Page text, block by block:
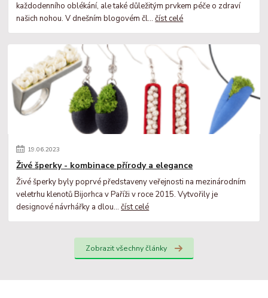
každodenního oblékání, ale také důležitým prvkem péče o zdraví
našich nohou. V dnešním blogovém čl...číst celé
19.06.2023
Živé šperky - kombinace přírody a elegance
Živé šperky byly poprvé představeny veřejnosti na mezinárodním
veletrhu klenotů Bijorhca v Paříži v roce 2015. Vytvořily je
designové návrhářky a dlou...číst celé
Zobrazit všechny články